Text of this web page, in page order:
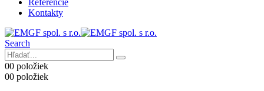
Referencie
Kontakty
Search
00 položiek
00 položiek